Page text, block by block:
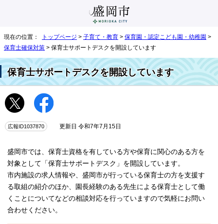
現在の位置： トップページ > 子育て・教育 > 保育園・認定こども園・幼稚園 >
保育士確保対策 > 保育士サポートデスクを開設しています
保育士サポートデスクを開設しています
広報ID1037870 更新日 令和7年7月15日
盛岡市では、保育士資格を有している方や保育に関心のある方を
対象として「保育士サポートデスク」を開設しています。
市内施設の求人情報や、盛岡市が行っている保育士の方を支援す
る取組の紹介のほか、園長経験のある先生による保育士として働
くことについてなどの相談対応を行っていますので気軽にお問い
合わせください。